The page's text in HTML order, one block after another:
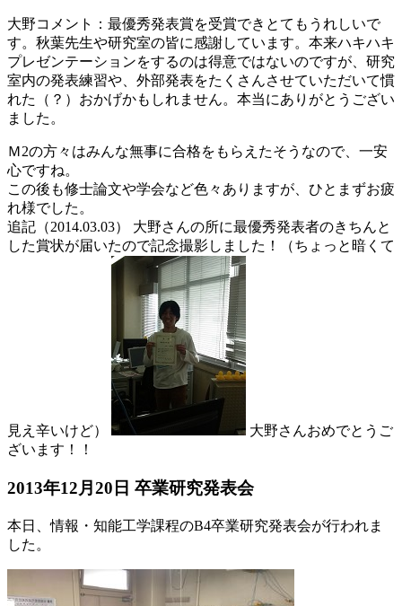
大野コメント：最優秀発表賞を受賞できとてもうれしいで
す。秋葉先生や研究室の皆に感謝しています。本来ハキハキ
プレゼンテーションをするのは得意ではないのですが、研究
室内の発表練習や、外部発表をたくさんさせていただいて慣
れた（？）おかげかもしれません。本当にありがとうござい
ました。
Ｍ2の方々はみんな無事に合格をもらえたそうなので、一安
心ですね。
この後も修士論文や学会など色々ありますが、ひとまずお疲
れ様でした。
追記（2014.03.03） 大野さんの所に最優秀発表者のきちんと
した賞状が届いたので記念撮影しました！（ちょっと暗くて
見え辛いけど）
大野さんおめでとうご
ざいます！！
2013年12月20日 卒業研究発表会
本日、情報・知能工学課程のB4卒業研究発表会が行われま
した。